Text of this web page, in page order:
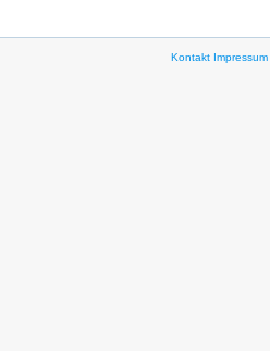
Kontakt Impressum